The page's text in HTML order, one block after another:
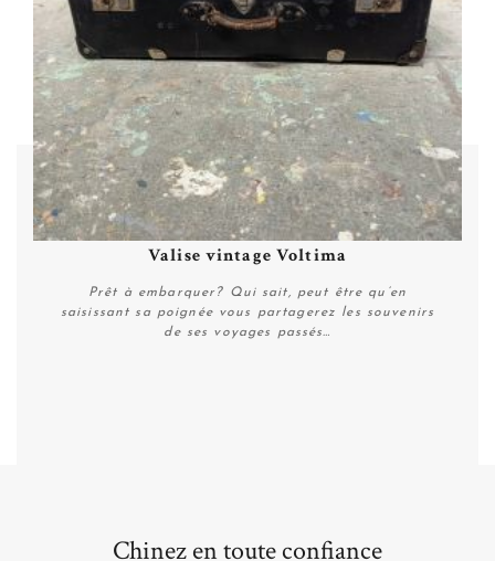
Valise vintage Voltima
Prêt à embarquer? Qui sait, peut être qu’en
saisissant sa poignée vous partagerez les souvenirs
de ses voyages passés…
Chinez en toute confiance